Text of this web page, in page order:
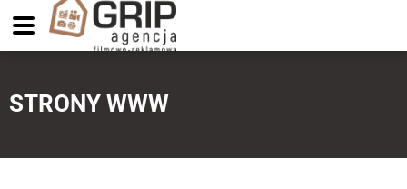
STRONY WWW